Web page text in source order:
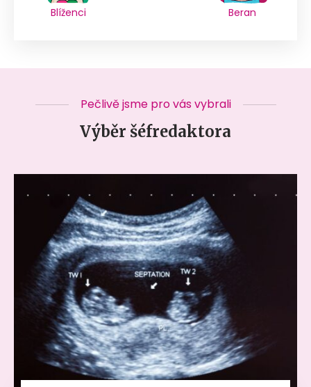
Blíženci Beran
Pečlivě jsme pro vás vybrali
Výběr šéfredaktora